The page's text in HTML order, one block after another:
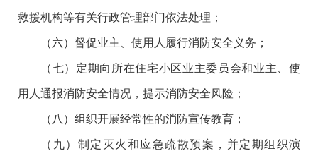
救援机构等有关行政管理部门依法处理；
（六）督促业主、使用人履行消防安全义务；
（七）定期向所在住宅小区业主委员会和业主、使
用人通报消防安全情况，提示消防安全风险；
（八）组织开展经常性的消防宣传教育；
（九）制定灭火和应急疏散预案，并定期组织演